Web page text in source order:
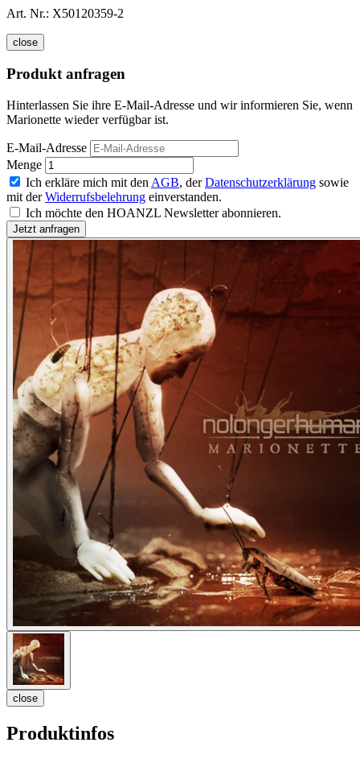
Art. Nr.: X50120359-2
close
Produkt anfragen
Hinterlassen Sie ihre E-Mail-Adresse und wir informieren Sie, wenn
Marionette wieder verfügbar ist.
E-Mail-Adresse
Menge
Ich erkläre mich mit den AGB, derDatenschutzerklärung sowie
mit derWiderrufsbelehrung einverstanden.
Ich möchte den HOANZL Newsletter abonnieren.
close
Produktinfos